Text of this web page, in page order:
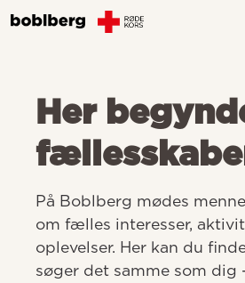
Her
På Boblberg mødes
om fælles interesser,
oplevelser. Her kan du
søger det samme som dig